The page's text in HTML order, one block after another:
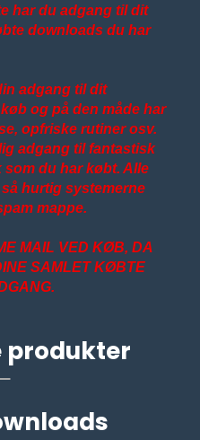
har du adgang til dit
downloads du har
adgang til dit
og på den måde har
opfriske rutiner osv.
adgang til fantastisk
som du har købt. Alle
hurtig systemerne
mappe.
MAIL VED KØB, DA
SAMLET KØBTE
produkter